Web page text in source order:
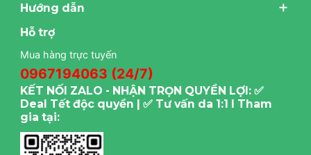
Hướng dẫn
Hỗ trợ
Mua hàng trực tuyến
0967194063 (24/7)
KẾT NỐI ZALO - NHẬN TRỌN QUYỀN LỢI: ✅
Deal Tết độc quyền | ✅ Tư vấn da 1:1 I Tham
gia tại: